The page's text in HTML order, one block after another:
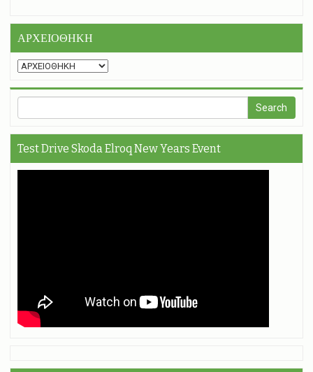
ΑΡΧΕΙΟΘΗΚΗ
Test Drive Skoda Elroq New Years Event